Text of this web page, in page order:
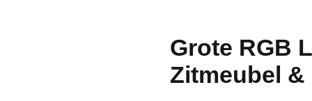
Grote RGB
Zitmeubel